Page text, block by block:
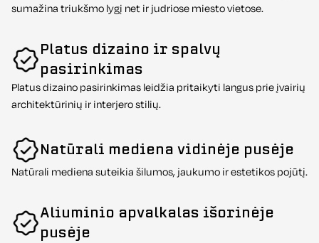
sumažina triukšmo lygį net ir judriose miesto vietose.
Platus dizaino ir spalvų
pasirinkimas
Platus dizaino pasirinkimas leidžia pritaikyti langus prie įvairių
architektūrinių ir interjero stilių.
Natūrali mediena vidinėje pusėje
Natūrali mediena suteikia šilumos, jaukumo ir estetikos pojūtį.
Aliuminio apvalkalas išorinėje
pusėje